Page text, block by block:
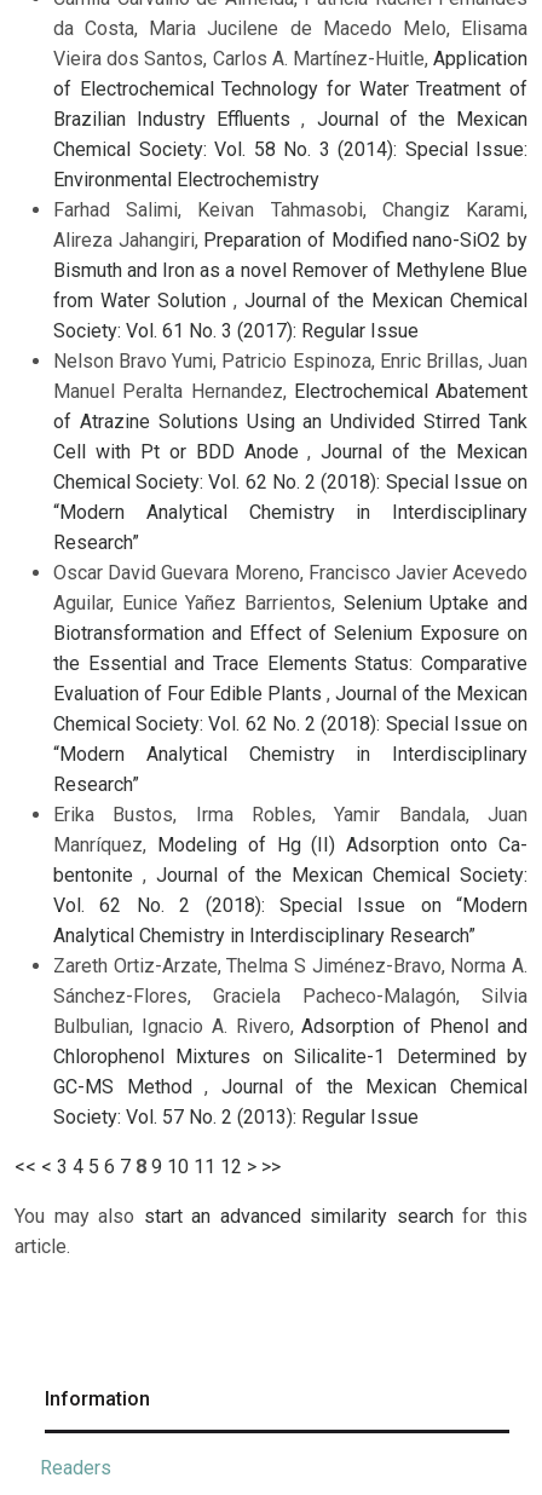
da Costa, Maria Jucilene de Macedo Melo, Elisama
Vieira dos Santos, Carlos A. Martínez-Huitle, Application
of Electrochemical Technology for Water Treatment of
Brazilian Industry Effluents, Journal of the Mexican
Chemical Society: Vol. 58 No. 3 (2014): Special Issue:
Environmental Electrochemistry
Farhad Salimi, Keivan Tahmasobi, Changiz Karami,
Alireza Jahangiri, Preparation of Modified nano-SiO2 by
Bismuth and Iron as a novel Remover of Methylene Blue
from Water Solution , Journal of the Mexican Chemical
Society: Vol. 61 No. 3 (2017): Regular Issue
Nelson Bravo Yumi, Patricio Espinoza, Enric Brillas, Juan
Manuel Peralta Hernandez, Electrochemical Abatement
of Atrazine Solutions Using an Undivided Stirred Tank
Cell with Pt or BDD Anode,Journal of the Mexican
Chemical Society: Vol. 62 No. 2 (2018): Special Issue on
“Modern Analytical Chemistry in Interdisciplinary
Research”
Oscar David Guevara Moreno, Francisco Javier Acevedo
Aguilar, Eunice Yañez Barrientos, Selenium Uptake and
Biotransformation and Effect of Selenium Exposure on
the Essential and Trace Elements Status: Comparative
Evaluation of Four Edible Plants , Journal of the Mexican
Chemical Society: Vol. 62 No. 2 (2018): Special Issue on
“Modern Analytical Chemistry in Interdisciplinary
Research”
Erika Bustos, Irma Robles, Yamir Bandala, Juan
Manríquez, Modeling of Hg (II) Adsorption onto Ca-
bentonite , Journal of the Mexican Chemical Society:
Vol. 62 No. 2 (2018): Special Issue on “Modern
Analytical Chemistry in Interdisciplinary Research”
Zareth Ortiz-Arzate, Thelma S Jiménez-Bravo, Norma A.
Sánchez-Flores, Graciela Pacheco-Malagón, Silvia
Bulbulian, Ignacio A. Rivero,Adsorption of Phenol and
Chlorophenol Mixtures on Silicalite-1 Determined by
GC-MS Method, Journal of the Mexican Chemical
Society: Vol. 57 No. 2 (2013): Regular Issue
<< < 3 4 5 6 7 8 9 10 11 12 > >>
You may also start an advanced similarity searchfor this
article.
Information
Readers